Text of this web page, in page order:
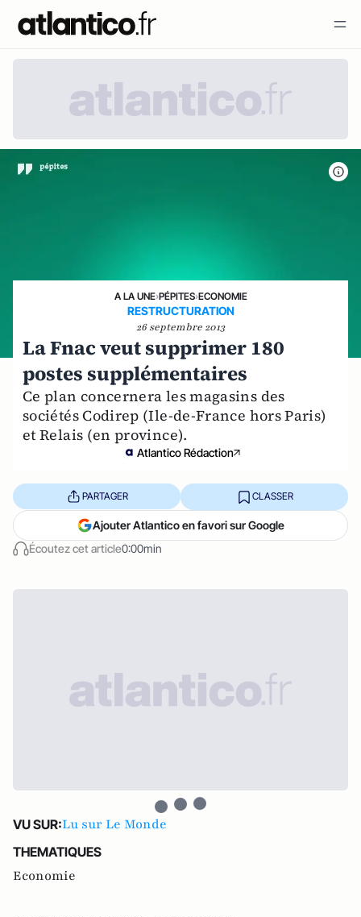
A LA UNE›PÉPITES›ECONOMIE
RESTRUCTURATION
26 septembre 2013
La Fnac veut supprimer 180
postes supplémentaires
Ce plan concernera les magasins des
sociétés Codirep (Ile-de-France hors Paris)
et Relais (en province).
Atlantico Rédaction
Écoutez cet article0:00min
PARTAGER CLASSER
Ajouter Atlantico en favori sur Google
VU SUR:Lu sur Le Monde
THEMATIQUES
Economie